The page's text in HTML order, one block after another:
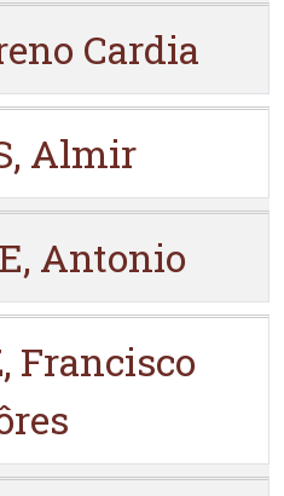
Cardia
Almir
Antonio
Francisco